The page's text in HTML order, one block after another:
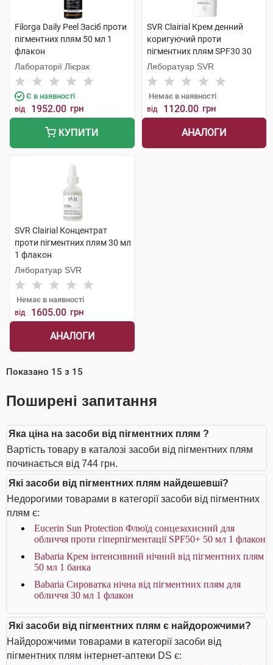
Filorga Daily Peel Засіб проти
пігментних плям 50 мл 1
флакон
Лабораторії Лієрак
Є в наявності
від 1952.00 грн
КУПИТИ
SVR Clairial Крем денний
коригуючий проти
пігментних плям SPF30 30
мл 1 флакон
Ляборатуар SVR
Немає в наявності
від 1120.00 грн
АНАЛОГИ
SVR Clairial Концентрат
проти пігментних плям 30 мл
1 флакон
Ляборатуар SVR
Немає в наявності
від 1605.00 грн
АНАЛОГИ
Показано 15 з 15
Поширені запитання
Яка ціна на засоби від пігментних плям ?
Вартість товару в каталозі засоби від пігментних плям
починається від 744 грн.
Які засоби від пігментних плям найдешевші?
Недорогими товарами в категорії засоби від пігментних
плям є:
Eucerin Sun Protection Флюїд сонцезахисний для
обличчя проти гіперпігментації SPF50+ 50 мл 1 флакон
Babaria Крем інтенсивний нічний від пігментних плям
50 мл 1 банка
Babaria Сироватка нічна від пігментних плям для
обличчя 30 мл 1 флакон
Які засоби від пігментних плям є найдорожчими?
Найдорожчими товарами в категорії засоби від
пігментних плям інтернет-аптеки DS є: